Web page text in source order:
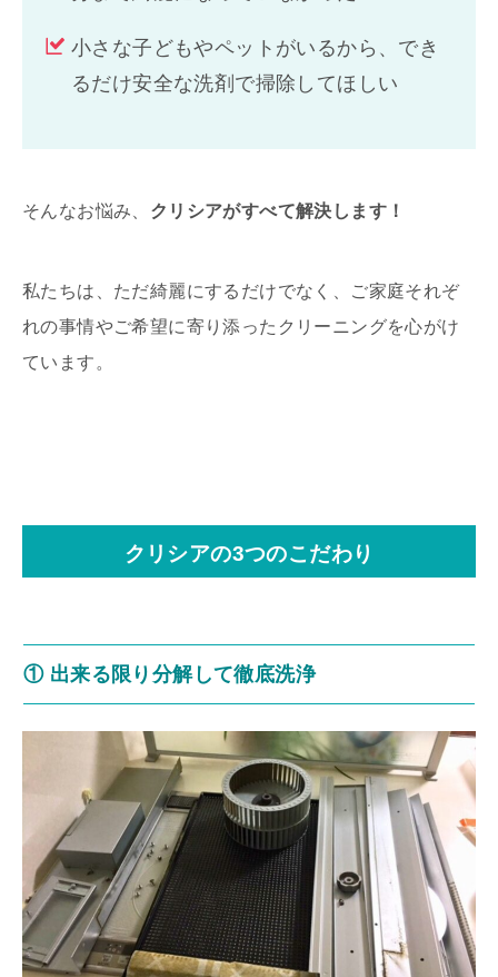
小さな子どもやペットがいるから、でき
るだけ安全な洗剤で掃除してほしい
そんなお悩み、 クリシアがすべて解決します！
私たちは、ただ綺麗にするだけでなく、ご家庭それぞ
れの事情やご希望に寄り添ったクリーニングを心がけ
ています。
クリシアの3つのこだわり
① 出来る限り分解して徹底洗浄